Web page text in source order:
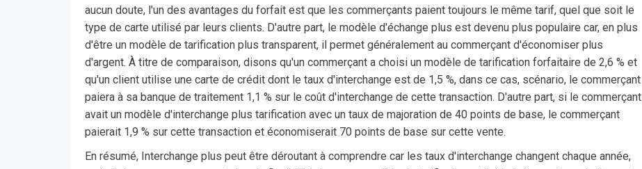
aucun doute, l'un des avantages du forfait est que les commerçants paient toujours le même tarif, quel que soit le
type de carte utilisé par leurs clients. D'autre part, le modèle d'échange plus est devenu plus populaire car, en plus
d'être un modèle de tarification plus transparent, il permet généralement au commerçant d'économiser plus
d'argent. À titre de comparaison, disons qu'un commerçant a choisi un modèle de tarification forfaitaire de 2,6 % et
qu'un client utilise une carte de crédit dont le taux d'interchange est de 1,5 %, dans ce cas, scénario, le commerçant
paiera à sa banque de traitement 1,1 % sur le coût d'interchange de cette transaction. D'autre part, si le commerçant
avait un modèle d'interchange plus tarification avec un taux de majoration de 40 points de base, le commerçant
paierait 1,9 % sur cette transaction et économiserait 70 points de base sur cette vente.
En résumé, Interchange plus peut être déroutant à comprendre car les taux d'interchange changent chaque année,